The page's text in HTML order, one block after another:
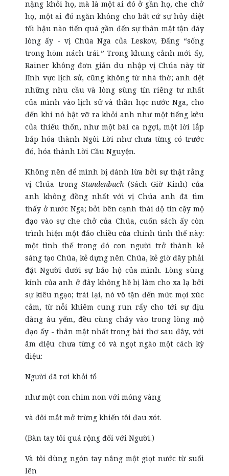
nặng khỏi họ, mà là một ai đó ở gần họ, che chở
họ, một ai đó ngăn không cho bất cứ sự hủy diệt
tối hậu nào tiến quá gần đến sự thân mật tận đáy
lòng ấy - vị Chúa Nga của Leskov, Đấng “sống
trong hõm nách trái.” Trong khung cảnh mới ấy,
Rainer không đơn giản du nhập vị Chúa này từ
lĩnh vực lịch sử, cũng không từ nhà thờ; anh dệt
những nhu cầu và lòng sùng tín riêng tư nhất
của mình vào lịch sử và thần học nước Nga, cho
đến khi nó bật vỡ ra khỏi anh như một tiếng kêu
của thiếu thốn, như một bài ca ngợi, một lời lắp
bắp hóa thành Ngôi Lời như chưa từng có trước
đó, hóa thành Lời Cầu Nguyện.
Không nên để mình bị đánh lừa bởi sự thật rằng
vị Chúa trongStundenbuch (Sách Giờ Kinh) của
anh không đồng nhất với vị Chúa anh đã tìm
thấy ở nước Nga; bởi bên cạnh thái độ tin cậy mộ
đạo vào sự che chở của Chúa, cuốn sách ấy còn
trình hiện một đảo chiều của chính tình thế này:
một tình thế trong đó con người trở thành kẻ
sáng tạo Chúa, kẻ dựng nên Chúa, kẻ giờ đây phải
đặt Người dưới sự bảo hộ của mình. Lòng sùng
kính của anh ở đây không hề bị làm cho xa lạ bởi
sự kiêu ngạo; trái lại, nó vô tận đến mức mọi xúc
cảm, từ nỗi khiêm cung run rẩy cho tới sự dịu
dàng âu yếm, đều cùng chảy vào trong lòng mộ
đạo ấy - thân mật nhất trong bài thơ sau đây, với
âm điệu chưa từng có và ngọt ngào một cách kỳ
diệu:
Người đã rơi khỏi tổ
như một con chim non với móng vàng
và đôi mắt mở trừng khiến tôi đau xót.
(Bàn tay tôi quá rộng đối với Người.)
Và tôi dùng ngón tay nâng một giọt nước từ suối
lên